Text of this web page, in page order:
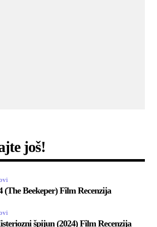
još!
(The Beekeper) Film Recenzija
špijun (2024) Film Recenzija